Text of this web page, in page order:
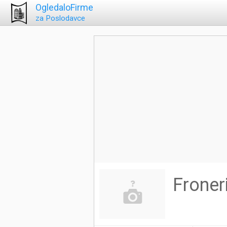
OgledaloFirme
za Poslodavce